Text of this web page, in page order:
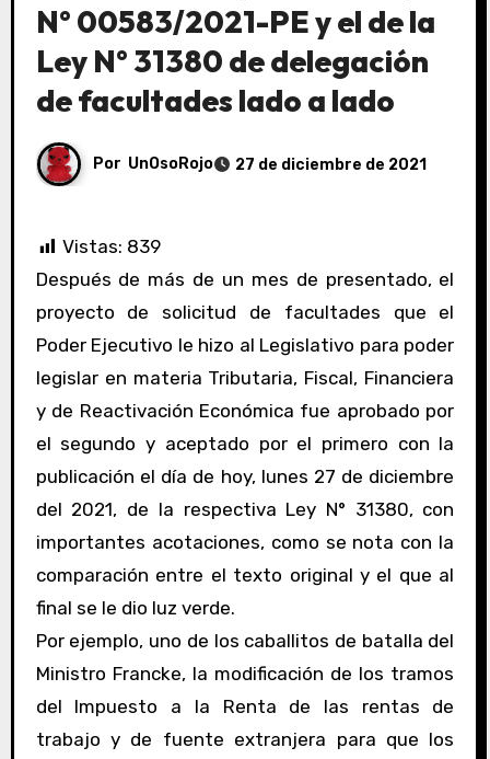
N° 00583/2021-PE y el de la
Ley N° 31380 de delegación
de facultades lado a lado
Por UnOsoRojo 27 de diciembre de 2021
Vistas: 839
Después de más de un mes de presentado, el
proyecto de solicitud de facultades que el
Poder Ejecutivo le hizo al Legislativo para poder
legislar en materia Tributaria, Fiscal, Financiera
y de Reactivación Económica fue aprobado por
el segundo y aceptado por el primero con la
publicación el día de hoy, lunes 27 de diciembre
del 2021, de la respectiva Ley N° 31380, con
importantes acotaciones, como se nota con la
comparación entre el texto original y el que al
final se le dio luz verde.
Por ejemplo, uno de los caballitos de batalla del
Ministro Francke, la modificación de los tramos
del Impuesto a la Renta de las rentas de
trabajo y de fuente extranjera para que los